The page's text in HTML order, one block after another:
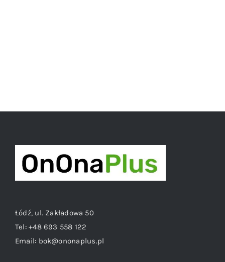
Łódź, ul. Zakładowa 50
Tel:+48 693 558 122
Email: bok@ononaplus.pl